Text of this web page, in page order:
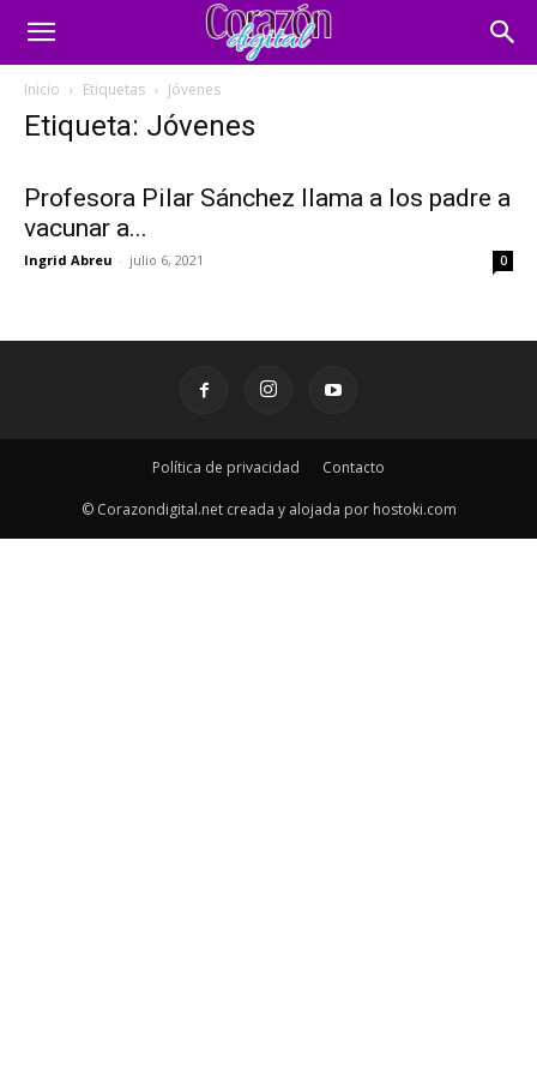
Inicio Etiquetas Jóvenes
Etiqueta: Jóvenes
Profesora Pilar Sánchez llama a los padre a
vacunar a...
Ingrid Abreu - julio 6, 2021 0
Política de privacidad Contacto
© Corazondigital.net creada y alojada por hostoki.com